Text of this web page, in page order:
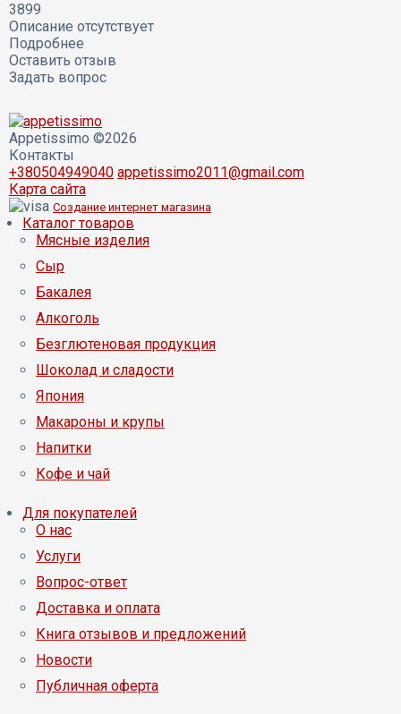
3899
Описание отсутствует
Подробнее
Оставить отзыв
Задать вопрос
Appetissimo ©2026
Контакты
+380504949040 appetissimo2011@gmail.com
Карта сайта
Создание интернет магазина
Каталог товаров
Мясные изделия
Сыр
Бакалея
Алкоголь
Безглютеновая продукция
Шоколад и сладости
Япония
Макароны и крупы
Напитки
Кофе и чай
Для покупателей
О нас
Услуги
Вопрос-ответ
Доставка и оплата
Книга отзывов и предложений
Новости
Публичная оферта